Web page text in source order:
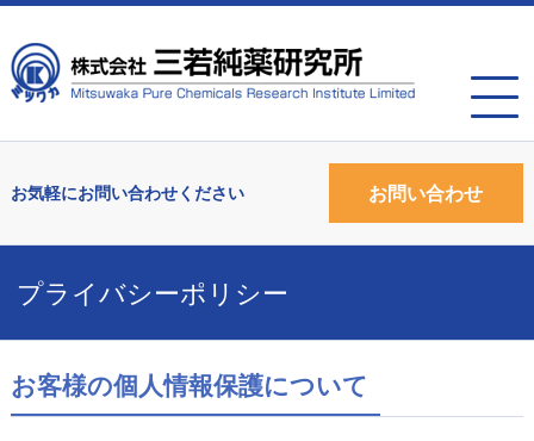
お問い合わせ
プライバシーポリシー
お客様の個人情報保護について